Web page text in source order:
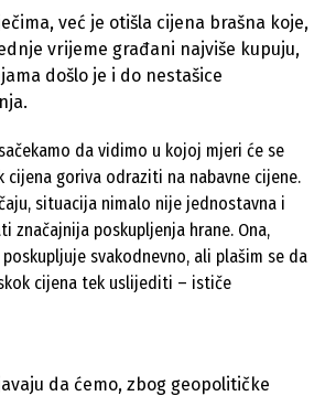
već je otišla cijena brašna koje,
vrijeme građani najviše kupuju,
došlo je i do nestašice
da vidimo u kojoj mjeri će se
cijena goriva odraziti na nabavne cijene.
situacija nimalo nije jednostavna i
značajnija poskupljenja hrane. Ona,
svakodnevno, ali plašim se da
cijena tek uslijediti – ističe
da ćemo, zbog geopolitičke